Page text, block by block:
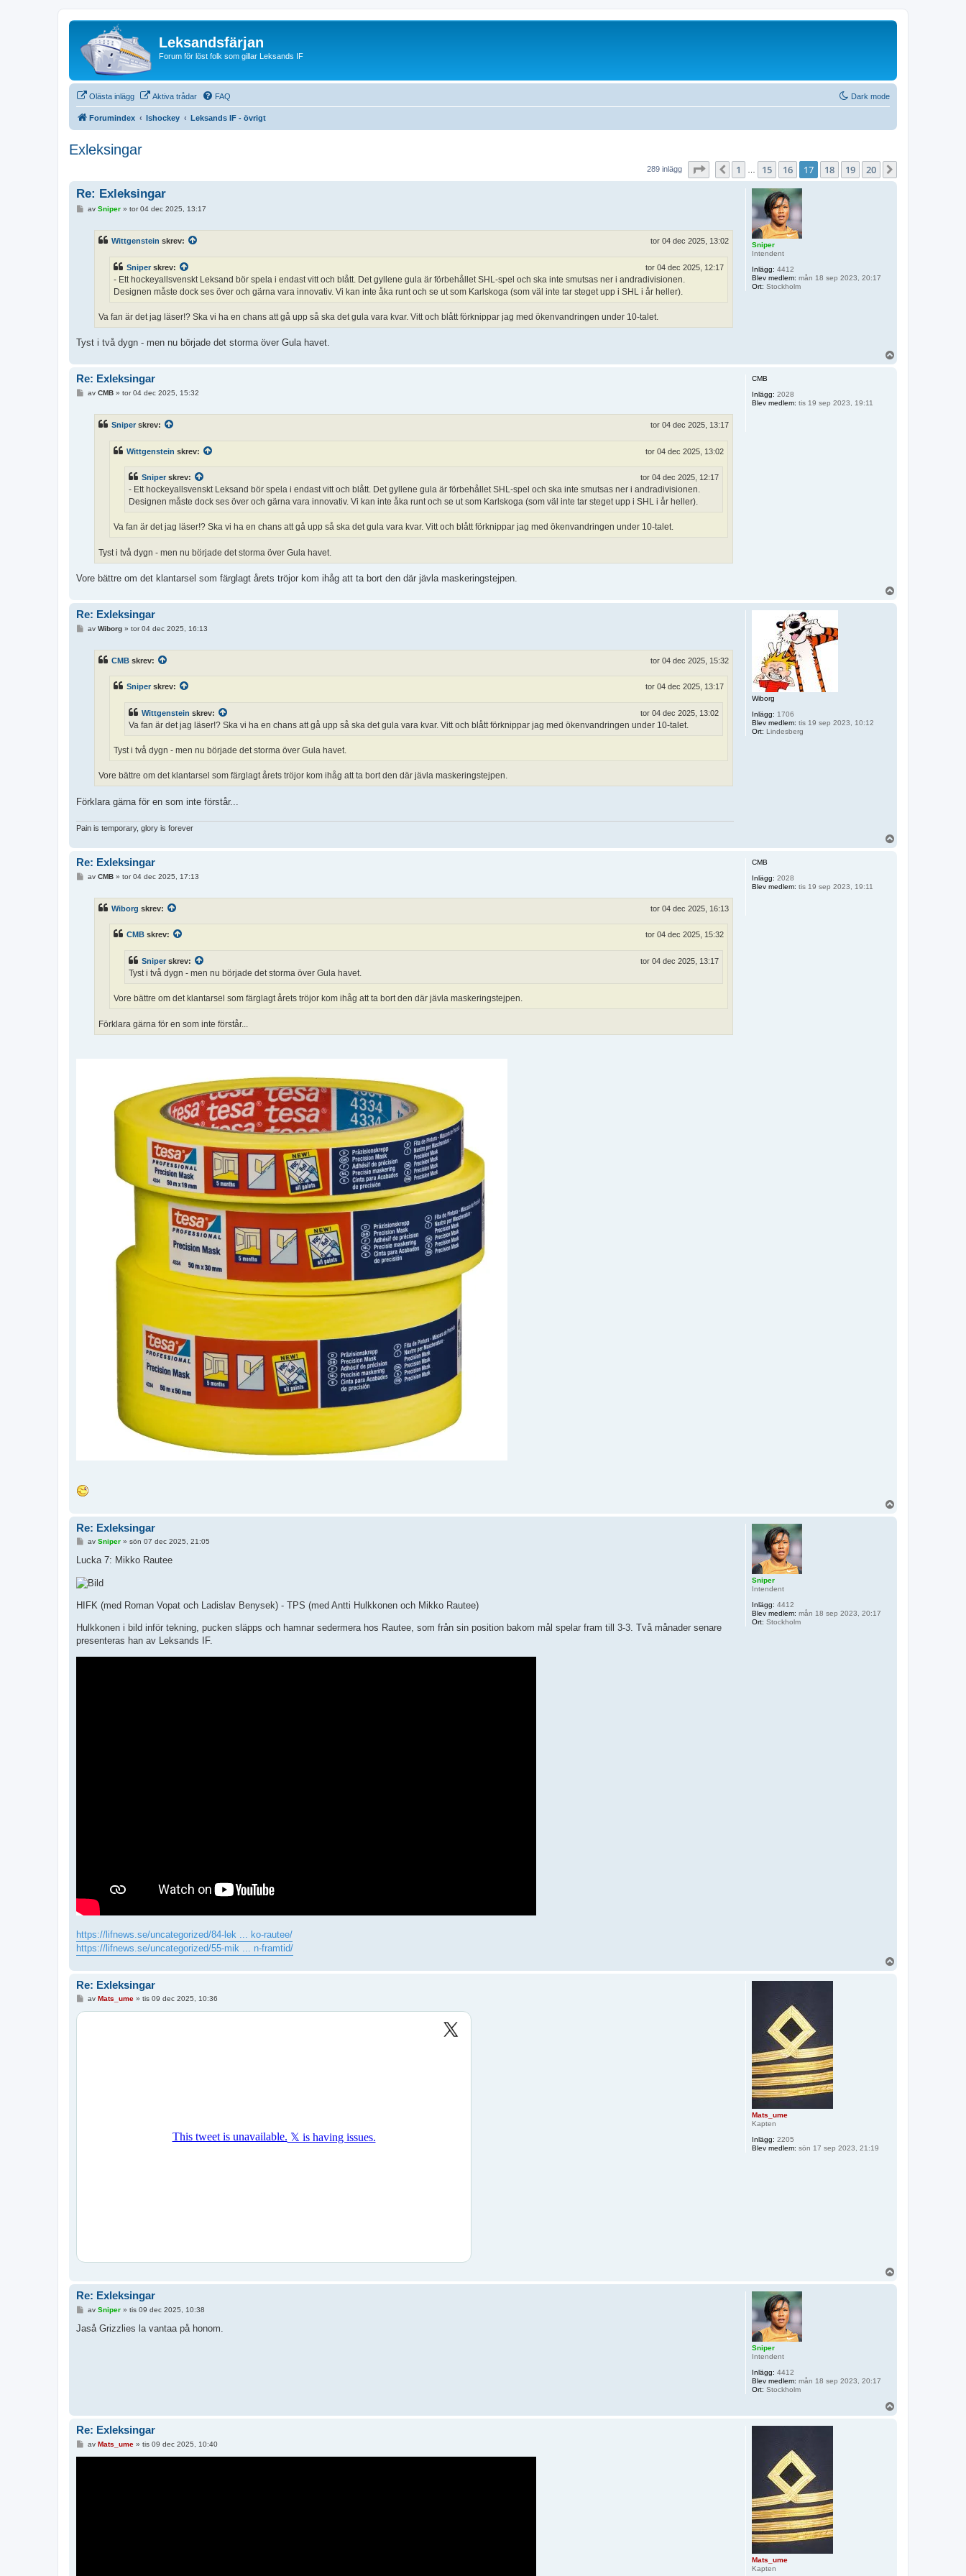
Leksandsfärjan
Forum för löst folk som gillar Leksands IF
Dark mode
Olästa inlägg Aktiva trådar FAQ
Forumindex Ishockey Leksands IF - övrigt
Exleksingar
289 inlägg Sida 17av20
Föregående
1 15 16 17 18 19 20
Sniper
Intendent
Inlägg: 4412
Blev medlem: mån 18 sep 2023, 20:17
Ort: Stockholm
Re: Exleksingar
av Sniper» tor 04 dec 2025, 13:17
Wittgenstein skrev: tor 04 dec 2025, 13:02
Sniperskrev: tor 04 dec 2025, 12:17
- Ett hockeyallsvenskt Leksand bör spela i endast vitt och blått. Det gyllene gula är förbehållet SHL-spel och ska inte smutsas ner i andradivisionen.
Designen måste dock ses över och gärna vara innovativ. Vi kan inte åka runt och se ut som Karlskoga (som väl inte tar steget upp i SHL i år heller).
Va fan är det jag läser!? Ska vi ha en chans att gå upp så ska det gula vara kvar. Vitt och blått förknippar jag med ökenvandringen under 10-talet.
Tyst i två dygn - men nu började det storma över Gula havet.
CMB
Inlägg: 2028
Blev medlem: tis 19 sep 2023, 19:11
Re: Exleksingar
av CMB» tor 04 dec 2025, 15:32
Sniper skrev: tor 04 dec 2025, 13:17
Wittgenstein skrev: tor 04 dec 2025, 13:02
Sniper skrev: tor 04 dec 2025, 12:17
- Ett hockeyallsvenskt Leksand bör spela i endast vitt och blått. Det gyllene gula är förbehållet SHL-spel och ska inte smutsas ner i andradivisionen.
Designen måste dock ses över och gärna vara innovativ. Vi kan inte åka runt och se ut som Karlskoga (som väl inte tar steget upp i SHL i år heller).
Va fan är det jag läser!? Ska vi ha en chans att gå upp så ska det gula vara kvar. Vitt och blått förknippar jag med ökenvandringen under 10-talet.
Tyst i två dygn - men nu började det storma över Gula havet.
Vore bättre om det klantarsel som färglagt årets tröjor kom ihåg att ta bort den där jävla maskeringstejpen.
Wiborg
Inlägg: 1706
Blev medlem: tis 19 sep 2023, 10:12
Ort: Lindesberg
Re: Exleksingar
av Wiborg» tor 04 dec 2025, 16:13
CMB skrev: tor 04 dec 2025, 15:32
Sniperskrev: tor 04 dec 2025, 13:17
Wittgenstein skrev: tor 04 dec 2025, 13:02
Va fan är det jag läser!? Ska vi ha en chans att gå upp så ska det gula vara kvar. Vitt och blått förknippar jag med ökenvandringen under 10-talet.
Tyst i två dygn - men nu började det storma över Gula havet.
Vore bättre om det klantarsel som färglagt årets tröjor kom ihåg att ta bort den där jävla maskeringstejpen.
Förklara gärna för en som inte förstår...
Pain is temporary, glory is forever
CMB
Inlägg: 2028
Blev medlem: tis 19 sep 2023, 19:11
Re: Exleksingar
av CMB» tor 04 dec 2025, 17:13
Wiborg skrev: tor 04 dec 2025, 16:13
CMB skrev: tor 04 dec 2025, 15:32
Sniper skrev: tor 04 dec 2025, 13:17
Tyst i två dygn - men nu började det storma över Gula havet.
Vore bättre om det klantarsel som färglagt årets tröjor kom ihåg att ta bort den där jävla maskeringstejpen.
Förklara gärna för en som inte förstår...
Sniper
Intendent
Inlägg: 4412
Blev medlem: mån 18 sep 2023, 20:17
Ort: Stockholm
Re: Exleksingar
l
g
g
av Sniper» sön 07 dec 2025, 21:05
Lucka 7: Mikko Rautee
HIFK (med Roman Vopat och Ladislav Benysek) - TPS (med Antti Hulkkonen och Mikko Rautee)
Hulkkonen i bild inför tekning, pucken släpps och hamnar sedermera hos Rautee, som från sin position bakom mål spelar fram till 3-3. Två månader senare
presenteras han av Leksands IF.
https://lifnews.se/uncategorized/84-lek ... ko-rautee/
https://lifnews.se/uncategorized/55-mik ... n-framtid/
Mats_ume
Kapten
Inlägg: 2205
Blev medlem: sön 17 sep 2023, 21:19
Re: Exleksingar
av Mats_ume» tis 09 dec 2025, 10:36
Sniper
Intendent
Inlägg: 4412
Blev medlem: mån 18 sep 2023, 20:17
Ort: Stockholm
Re: Exleksingar
l
av Sniper» tis 09 dec 2025, 10:38
Jaså Grizzlies la vantaa på honom.
Mats_ume
Kapten
Re: Exleksingar
av Mats_ume» tis 09 dec 2025, 10:40